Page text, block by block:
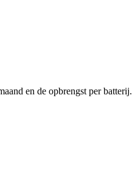
en de opbrengst per batterij.